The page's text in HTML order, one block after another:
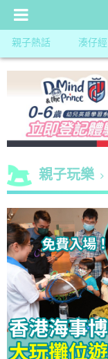
親子熱話 湊仔經
親子玩樂